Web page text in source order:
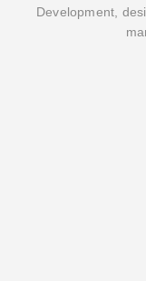
Development,